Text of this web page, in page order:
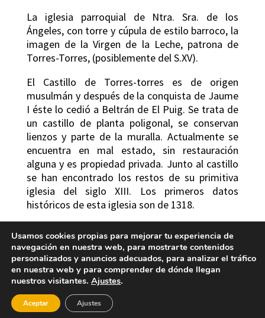
La iglesia parroquial de Ntra. Sra. de los
Ángeles, con torre y cúpula de estilo barroco, la
imagen de la Virgen de la Leche, patrona de
Torres-Torres, (posiblemente del S.XV).
El Castillo de Torres-torres es de origen
musulmán y después de la conquista de Jaume
I éste lo cedió a Beltrán de El Puig. Se trata de
un castillo de planta poligonal, se conservan
lienzos y parte de la muralla. Actualmente se
encuentra en mal estado, sin restauración
alguna y es propiedad privada. Junto al castillo
se han encontrado los restos de su primitiva
iglesia del siglo XIII. Los primeros datos
históricos de esta iglesia son de 1318.
vegetación e incomparable belleza: el Rabosero,
la montaña de la Ermita, los baños árabes, la
cisterna y los alrededores del castillo desde
donde se divisa un paisaje digno de admirar.
Torres Torres ha sido la última localidad
Usamos cookies propias para mejorar tu experiencia de
navegación en nuestra web, para mostrarte contenidos
personalizados y anuncios adecuados, para analizar el tráfico
en nuestra web y para comprender de dónde llegan
nuestros visitantes. Ajustes.
Aceptar Ajustes